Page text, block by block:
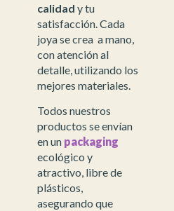
calidad y tu
satisfacción. Cada
joya se crea a mano,
con atención al
detalle, utilizando los
mejores materiales.
Todos nuestros
productos se envían
en un packaging
ecológico y
atractivo, libre de
plásticos,
asegurando que